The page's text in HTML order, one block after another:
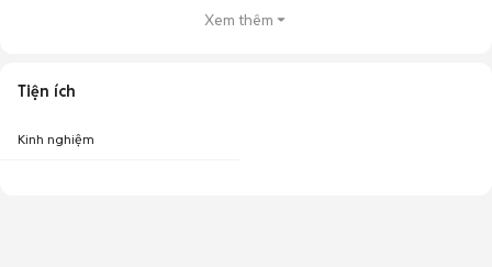
Xem thêm
Tiện ích
Kinh nghiệm